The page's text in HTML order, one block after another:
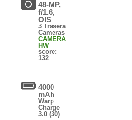
48-MP,
f/1.6,
OIS
3 Trasera
Cameras
CAMERA
HW
score:
132
4000
mAh
Warp
Charge
3.0 (30)